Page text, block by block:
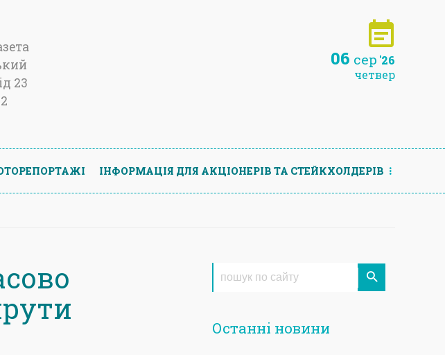
23
06 сер '26
четвер
ІНФОРМАЦIЯ ДЛЯ АКЦIОНЕРIВ ТА СТЕЙКХОЛДЕРIВ
Останні новини